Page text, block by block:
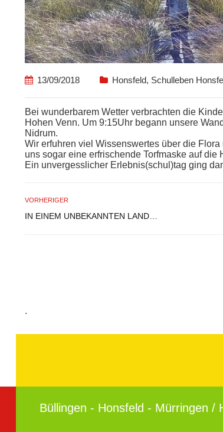
13/09/2018 Honsfeld, Schulleben
Bei wunderbarem Wetter verbrachten die
Hohen Venn. Um 9:15Uhr begann unsere
Nidrum.
Wir erfuhren viel Wissenswertes über die
uns sogar eine erfrischende Torfmaske auf die
Ein unvergesslicher Erlebnis(schul)tag ging
VORHERIGER
IN EINEM UNBEKANNTEN LAND…
.
Büllingen - Honsfeld - Mürringen /